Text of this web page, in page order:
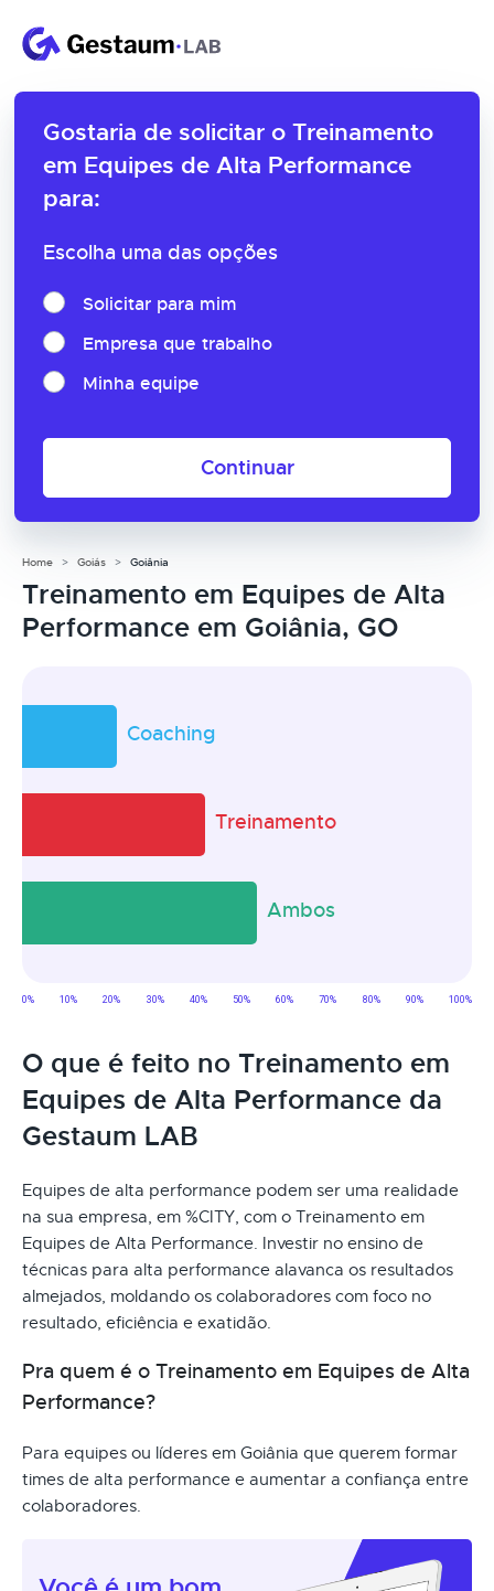
Gostaria de solicitar o Treinamento
em Equipes de Alta Performance
para:
Escolha uma das opções
Solicitar para mim
Empresa que trabalho
Minha equipe
Continuar
Home Goiás Goiânia
Treinamento em Equipes de Alta
Performance em Goiânia, GO
O que é feito no Treinamento em
Equipes de Alta Performance da
Gestaum LAB
Equipes de alta performance podem ser uma realidade
na sua empresa, em %CITY, com o Treinamento em
Equipes de Alta Performance. Investir no ensino de
técnicas para alta performance alavanca os resultados
almejados, moldando os colaboradores com foco no
resultado, eficiência e exatidão.
Pra quem é o Treinamento em Equipes de Alta
Performance?
Para equipes ou líderes em Goiânia que querem formar
times de alta performance e aumentar a confiança entre
colaboradores.